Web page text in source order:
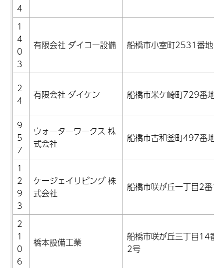
4
1
4
0
3
有限会社 ダイコー設備 船橋市小室町2531番地
2
4
有限会社 ダイケン 船橋市米ケ崎町729番地
9
5
7
ウォーターワークス 株
式会社
船橋市古和釜町497番地6
1
2
9
3
ケージェイリビング 株
式会社
船橋市咲が丘一丁目2番1
2
1
0
6
橋本設備工業
船橋市咲が丘三丁目14番1
2号